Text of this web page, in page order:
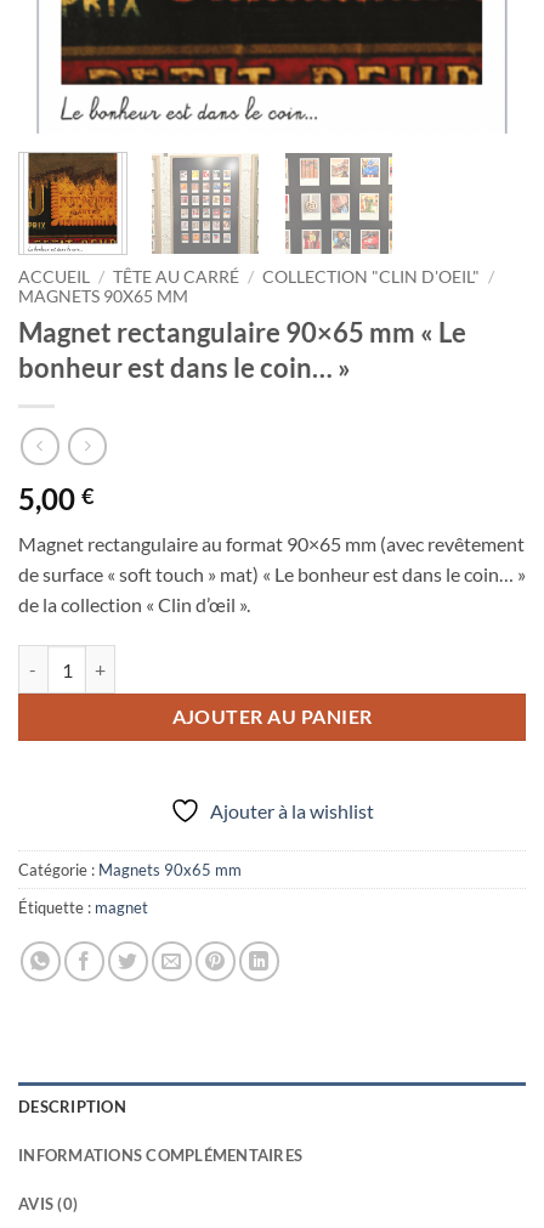
ACCUEIL / TÊTE AU CARRÉ / COLLECTION "CLIN D'OEIL" /
MAGNETS 90X65 MM
Magnet rectangulaire 90×65 mm « Le
bonheur est dans le coin… »
5,00 €
Magnet rectangulaire au format 90×65 mm (avec revêtement
de surface « soft touch » mat) « Le bonheur est dans le coin… »
de la collection « Clin d’œil ».
AJOUTER AU PANIER
Ajouter à la wishlist
Catégorie : Magnets 90x65 mm
Étiquette : magnet
DESCRIPTION
INFORMATIONS COMPLÉMENTAIRES
AVIS (0)